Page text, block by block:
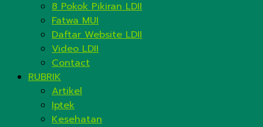
8 Pokok Pikiran LDII
Fatwa MUI
Daftar Website LDII
Video LDII
Contact
RUBRIK
Artikel
Iptek
Kesehatan